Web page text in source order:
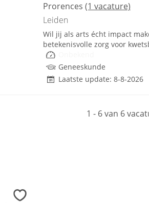
Prorences (1 vacature)
Leiden
Wil jij als arts écht impact
betekenisvolle zorg voor
Geneeskunde
Laatste update: 8-8-2026
1 - 6 van 6